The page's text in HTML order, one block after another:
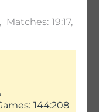
19:17
144:208